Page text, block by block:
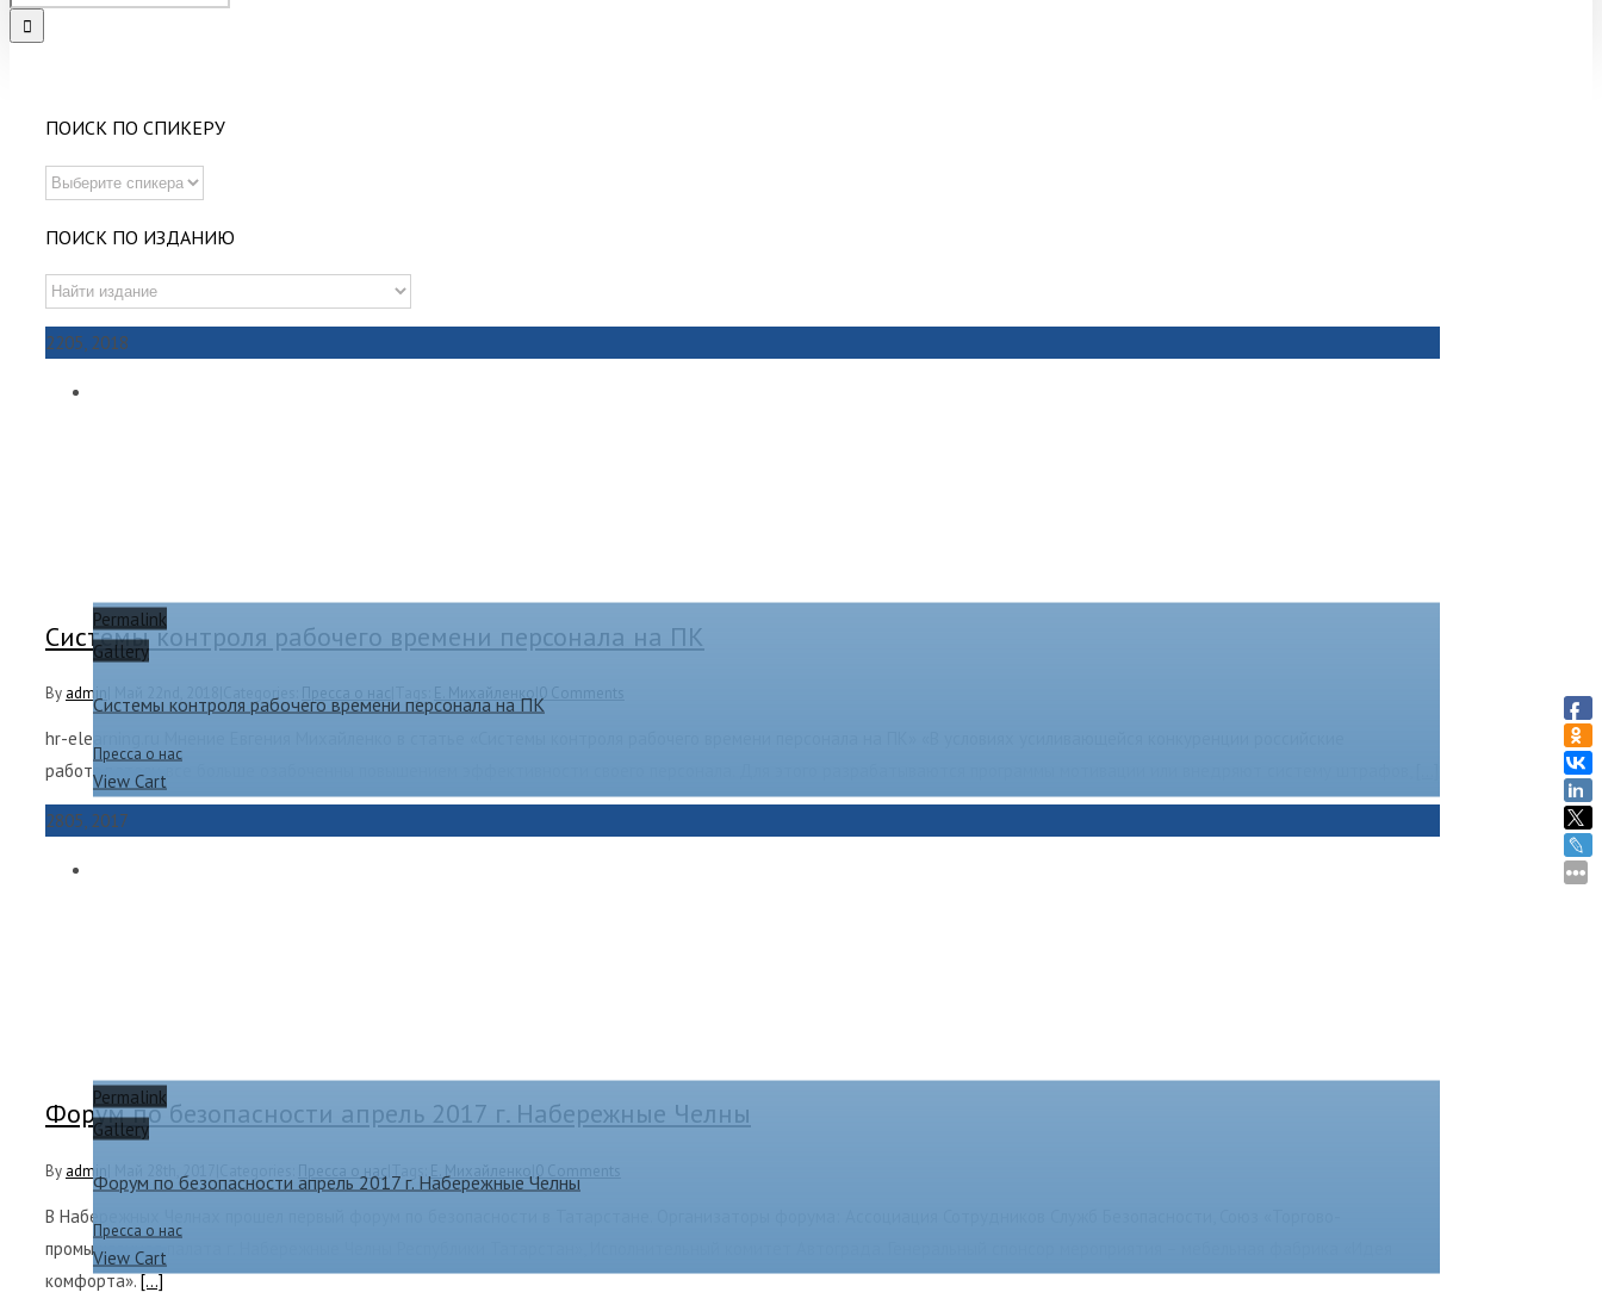
ПОИСК ПО СПИКЕРУ
ПОИСК ПО ИЗДАНИЮ
2205, 2018
Permalink
Gallery
Системы контроля рабочего времени персонала на ПК
Пресса о нас
View Cart
Системы контроля рабочего времени персонала на ПК
By admin Categories:
hr-elearning.ru Мнение Евгения Михайленко в статье «Системы контроля рабочего времени персонала на ПК» «В условиях усиливающейся конкуренции российские
работодатели все больше озабоченны повышением эффективности своего персонала. Для этого разрабатываются программы мотивации или внедряют систему штрафов,
2805, 2017
Permalink
Gallery
Форум по безопасности апрель 2017 г. Набережные Челны
Пресса о нас
View Cart
Форум по безопасности апрель 2017 г. Набережные Челны
By admin Май 28th, 2017 Е. Михайленко
В Набережных Челнах прошел первый форум по безопасности в Татарстане. Организаторы форума: Ассоциация Сотрудников Служб Безопасности, Союз «Торгово-
промышленная палата г. Набережные Челны Республики Татарстан», Исполнительный комитет Автограда. Генеральный спонсор мероприятия – мебельная фабрика «Идея
комфорта».[...]